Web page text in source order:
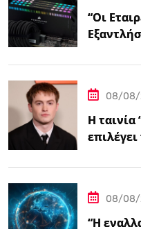
“Οι
08/08/
Η
08/08/
“Η